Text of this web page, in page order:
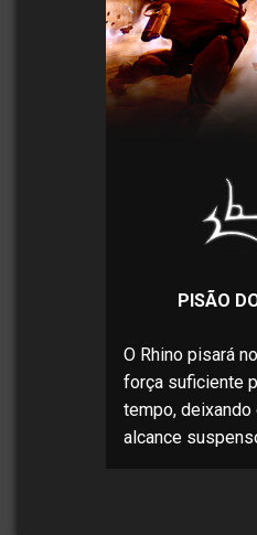
PISÃO
O Rhino pisará
força suficiente
tempo,
alcance